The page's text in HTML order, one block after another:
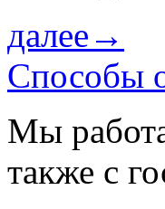
далее→
Способы
Мы
также с